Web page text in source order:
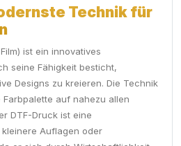
Technik für
ist ein innovatives
seine Fähigkeit besticht,
Designs zu kreieren. Die Technik
auf nahezu allen
DTF-Druck ist eine
Auflagen oder